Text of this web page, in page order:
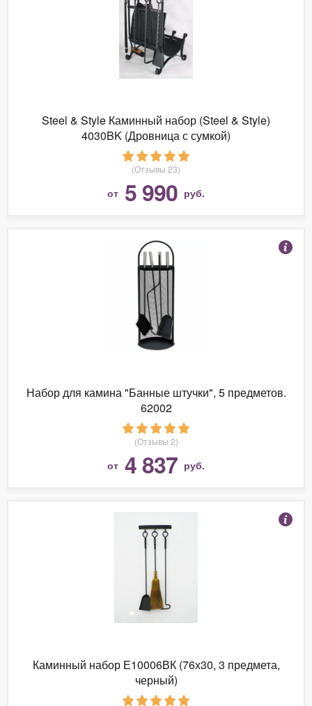
Steel & Style Каминный набор (Steel & Style)
4030BK (Дровница с сумкой)
(Отзывы 23)
от 5 990 руб.
Набор для камина "Банные штучки", 5 предметов.
62002
(Отзывы 2)
от 4 837 руб.
Каминный набор Е10006ВК (76х30, 3 предмета,
черный)